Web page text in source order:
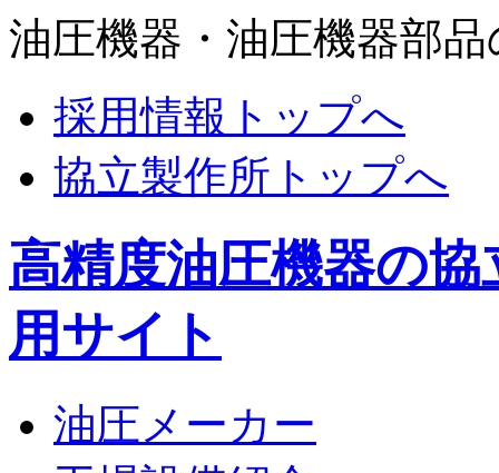
油圧機器・油圧機器部
採用情報トップへ
協立製作所トップへ
高精度油圧機器の
用サイト
油圧メーカー